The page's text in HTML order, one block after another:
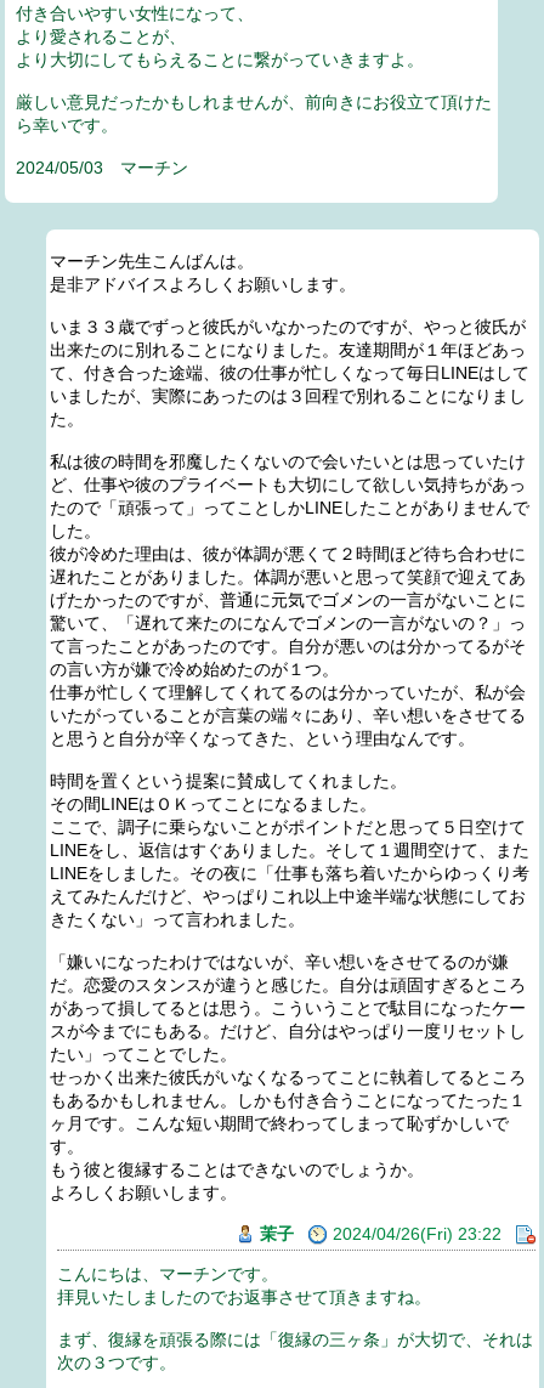
付き合いやすい女性になって、
より愛されることが、
より大切にしてもらえることに繋がっていきますよ。
厳しい意見だったかもしれませんが、前向きにお役立て頂けた
ら幸いです。
2024/05/03 マーチン
マーチン先生こんばんは。
是非アドバイスよろしくお願いします。
いま３３歳でずっと彼氏がいなかったのですが、やっと彼氏が
出来たのに別れることになりました。友達期間が１年ほどあっ
て、付き合った途端、彼の仕事が忙しくなって毎日LINEはして
いましたが、実際にあったのは３回程で別れることになりまし
た。
私は彼の時間を邪魔したくないので会いたいとは思っていたけ
ど、仕事や彼のプライベートも大切にして欲しい気持ちがあっ
たので「頑張って」ってことしかLINEしたことがありませんで
した。
彼が冷めた理由は、彼が体調が悪くて２時間ほど待ち合わせに
遅れたことがありました。体調が悪いと思って笑顔で迎えてあ
げたかったのですが、普通に元気でゴメンの一言がないことに
驚いて、「遅れて来たのになんでゴメンの一言がないの？」っ
て言ったことがあったのです。自分が悪いのは分かってるがそ
の言い方が嫌で冷め始めたのが１つ。
仕事が忙しくて理解してくれてるのは分かっていたが、私が会
いたがっていることが言葉の端々にあり、辛い想いをさせてる
と思うと自分が辛くなってきた、という理由なんです。
時間を置くという提案に賛成してくれました。
その間LINEはＯＫってことになるました。
ここで、調子に乗らないことがポイントだと思って５日空けて
LINEをし、返信はすぐありました。そして１週間空けて、また
LINEをしました。その夜に「仕事も落ち着いたからゆっくり考
えてみたんだけど、やっぱりこれ以上中途半端な状態にしてお
きたくない」って言われました。
「嫌いになったわけではないが、辛い想いをさせてるのが嫌
だ。恋愛のスタンスが違うと感じた。自分は頑固すぎるところ
があって損してるとは思う。こういうことで駄目になったケー
スが今までにもある。だけど、自分はやっぱり一度リセットし
たい」ってことでした。
せっかく出来た彼氏がいなくなるってことに執着してるところ
もあるかもしれません。しかも付き合うことになってたった１
ヶ月です。こんな短い期間で終わってしまって恥ずかしいで
す。
もう彼と復縁することはできないのでしょうか。
よろしくお願いします。
茉子 2024/04/26(Fri) 23:22
こんにちは、マーチンです。
拝見いたしましたのでお返事させて頂きますね。
まず、復縁を頑張る際には「復縁の三ヶ条」が大切で、それは
次の３つです。